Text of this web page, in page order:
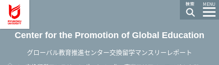
MENU
Center for the Promotion of Global Education
グローバル教育推進センター交換留学マンスリーレポート